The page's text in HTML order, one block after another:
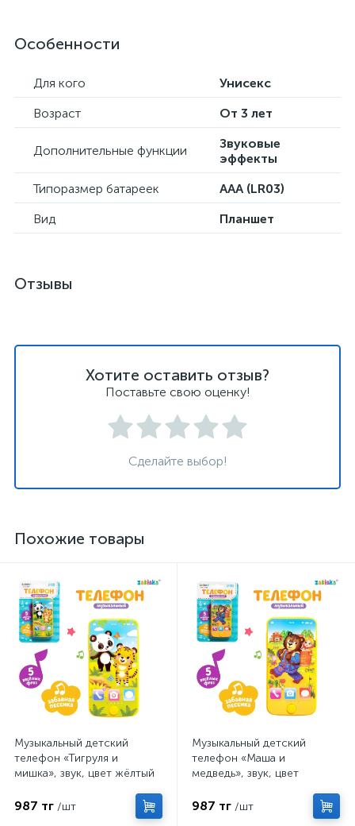
Особенности
Для кого
Унисекс
Возраст
От 3 лет
Дополнительные функции
Звуковые
эффекты
Типоразмер батареек
AAA (LR03)
Вид
Планшет
Отзывы
Хотите оставить отзыв?
Поставьте свою оценку!
Сделайте выбор!
Похожие товары
Музыкальный детский
телефон «Тигруля и
мишка», звук, цвет жёлтый
987 тг /шт
Музыкальный детский
телефон «Маша и
медведь», звук, цвет
987 тг /шт